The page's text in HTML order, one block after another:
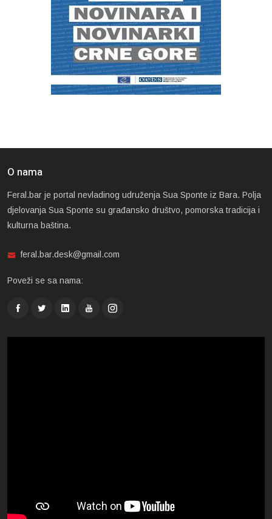
O nama
Feral.bar je portal nevladinog udruženja Sua Sponte iz Bara. Polja
djelovanja Sua Sponte su građansko društvo, pomorska tradicija i
kulturna baština.
feral.bar.desk@gmail.com
Poveži se sa nama: